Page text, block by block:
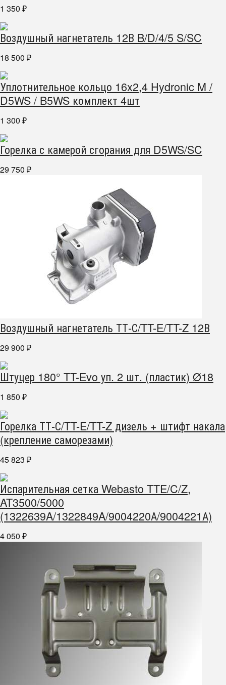
1 350 ₽
Воздушный нагнетатель 12В B/D/4/5 S/SC
18 500 ₽
Уплотнительное кольцо 16x2,4 Hydronic M /
D5WS / B5WS комплект 4шт
1 300 ₽
Горелка с камерой сгорания для D5WS/SC
29 750 ₽
Воздушный нагнетатель ТТ-С/TT-E/TT-Z 12В
29 900 ₽
Штуцер 180° TT-Evo уп. 2 шт. (пластик) Ø18
1 850 ₽
Горелка ТТ-С/TT-E/TT-Z дизель + штифт накала
(крепление саморезами)
45 823 ₽
Испарительная сетка Webasto TTE/C/Z,
AT3500/5000
(1322639A/1322849A/9004220А/9004221А)
4 050 ₽